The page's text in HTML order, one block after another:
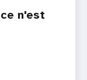
n'est